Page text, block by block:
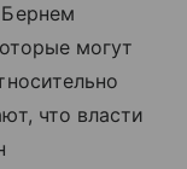
могут
что власти